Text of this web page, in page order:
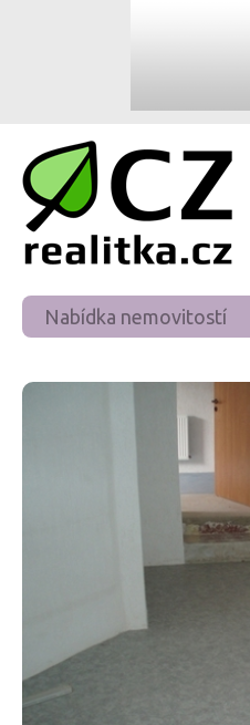
Nabídka nemovitostí